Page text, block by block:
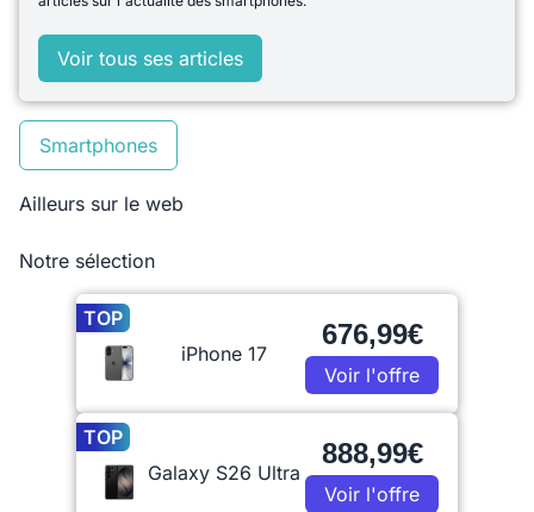
Voir tous ses articles
Smartphones
Ailleurs sur le web
Notre sélection
TOP
iPhone 17
676,99€
Voir l'offre
TOP
Galaxy S26 Ultra
888,99€
Voir l'offre